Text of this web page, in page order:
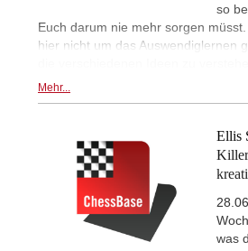
so
Euch darum nie mehr sorgen
hier nicht um das Auswendiglernen
Mehr...
Ellis
was